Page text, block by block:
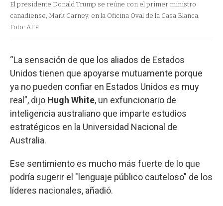
El presidente Donald Trump se reúne con el primer ministro
canadiense, Mark Carney, en la Oficina Oval de la Casa Blanca.
Foto: AFP
“La sensación de que los aliados de Estados
Unidos tienen que apoyarse mutuamente porque
ya no pueden confiar en Estados Unidos es muy
real”, dijo Hugh White, un exfuncionario de
inteligencia australiano que imparte estudios
estratégicos en la Universidad Nacional de
Australia.
Ese sentimiento es mucho más fuerte de lo que
podría sugerir el "lenguaje público cauteloso" de los
líderes nacionales, añadió.